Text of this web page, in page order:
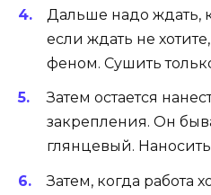
Дальше надо ждать,
если ждать не
феном. Сушить
Затем остается
закрепления. Он
глянцевый.
Затем, когда работа